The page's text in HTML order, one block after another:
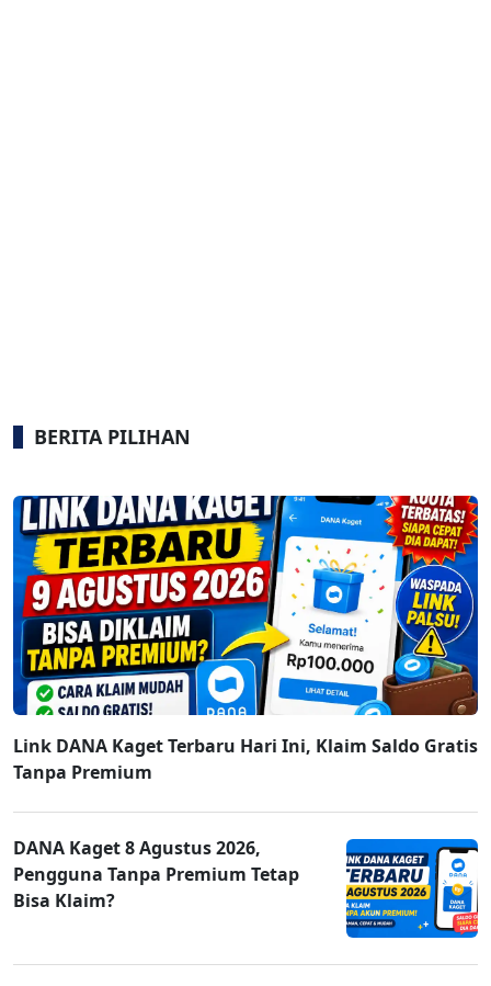
BERITA PILIHAN
Link DANA Kaget Terbaru Hari Ini, Klaim Saldo Gratis
Tanpa Premium
DANA Kaget 8 Agustus 2026,
Pengguna Tanpa Premium Tetap
Bisa Klaim?